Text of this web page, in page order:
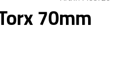
70mm